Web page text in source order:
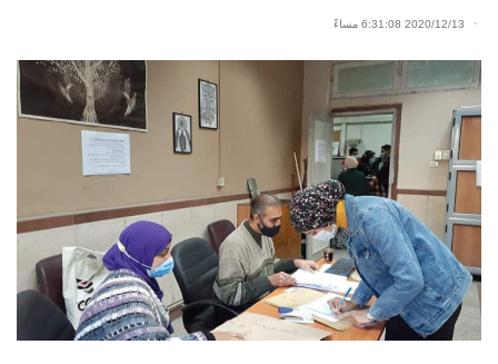
2020/12/13 6:31:08 مساءً